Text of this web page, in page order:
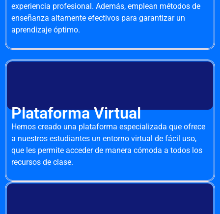
experiencia profesional. Además, emplean métodos de
enseñanza altamente efectivos para garantizar un
aprendizaje óptimo.
Plataforma Virtual
Hemos creado una plataforma especializada que ofrece
a nuestros estudiantes un entorno virtual de fácil uso,
que les permite acceder de manera cómoda a todos los
recursos de clase.